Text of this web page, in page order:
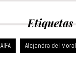
Etiquetas
AIFA Alejandra del Moral